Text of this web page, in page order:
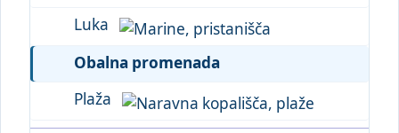
Luka
Obalna promenada
Plaža